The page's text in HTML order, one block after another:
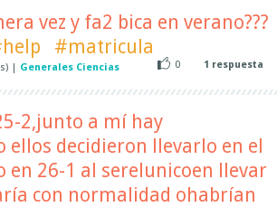
vez y fa2 bica en verano???
#matricula
Generales Ciencias 0 1 respuesta
2,junto a mí hay
decidieron llevarlo en el
en 26-1 al serelunicoen llevar
con normalidad ohabrían